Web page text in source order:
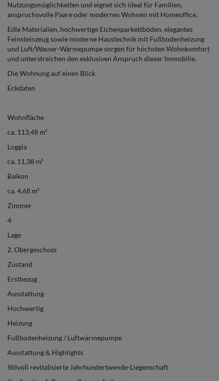
Nutzungsmöglichkeiten und eignet sich ideal für Familien,
anspruchsvolle Paare oder modernes Wohnen mit Homeoffice.
Edle Materialien, hochwertige Eichenparkettböden, elegantes
Feinsteinzeug sowie moderne Haustechnik mit Fußbodenheizung
und Luft/Wasser-Wärmepumpe sorgen für höchsten Wohnkomfort
und unterstreichen den exklusiven Anspruch dieser Immobilie.
Die Wohnung auf einen Blick
Eckdaten
Wohnfläche
ca. 113,48 m²
Loggia
ca. 11,38 m²
Balkon
ca. 4,68 m²
Zimmer
4
Lage
2. Obergeschoss
Zustand
Erstbezug
Ausstattung
Hochwertig
Heizung
Fußbodenheizung / Luftwärmepumpe
Ausstattung & Highlights
Stilvoll revitalisierte Jahrhundertwende-Liegenschaft